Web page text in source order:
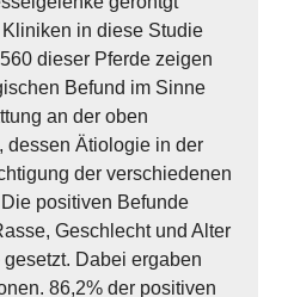
in diese Studie
dieser Pferde zeigen
Befund im Sinne
an der oben
dessen Ätiologie in der
der verschiedenen
positiven Befunde
Geschlecht und Alter
Dabei ergaben
86,2% der positiven